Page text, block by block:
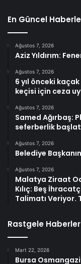
En Güncel
Ağustos 7, 2026
Aziz Yıldırım:
Ağustos 7, 2026
6 yıl önceki
keçisi için ceza
Ağustos 7, 2026
Samed Ağırbaş:
seferberlik
Ağustos 7, 2026
Belediye
Ağustos 7, 2026
Malatya Ziraat
Kılıç: Beş
Talimatı Veriyor.
Rastgele Haberler
Mart 22, 2026
Bursa